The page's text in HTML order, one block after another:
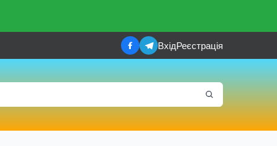
ВхідРеєстрація